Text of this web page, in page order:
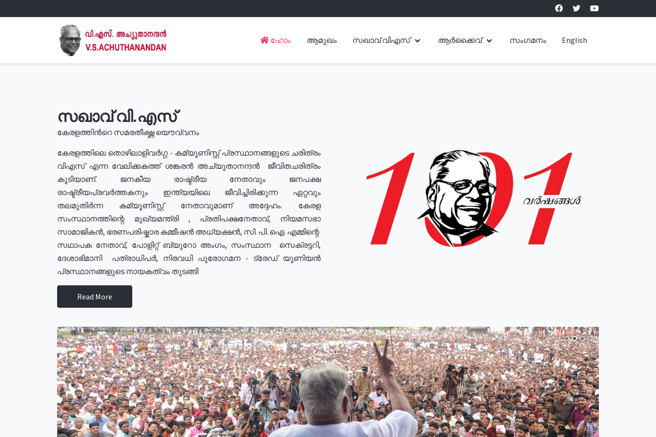
ഹോം ആമുഖം സഖാവ് വിഎസ് ആർക്കൈവ് സംഗമനം English
സഖാവ് വി.എസ്
കേരളത്തിൻറെ സമരതീക്ഷ്ണ യൌവ്വനം
കേരളത്തിലെ തൊഴിലാളിവർഗ്ഗ - കമ്യൂണിസ്റ്റ് പ്രസ്ഥാനങ്ങളുടെ ചരിത്രം
വിഎസ് എന്ന വേലിക്കകത്ത് ശങ്കരൻ അച്യുതാനന്ദൻ ജീവിതചരിത്രം
കൂടിയാണ്. ജനകീയ രാഷ്ട്രീയ നേതാവും ജനപക്ഷ
രാഷ്ട്രീയപ്രവർത്തകനും ഇന്ത്യയിലെ ജീവിച്ചിരിക്കുന്ന ഏറ്റവും
തലമുതിർന്ന കമ്യൂണിസ്റ്റ് നേതാവുമാണ് അദ്ദേഹം. കേരള
സംസ്ഥാനത്തിന്റെ മുഖ്യമന്ത്രി , പ്രതിപക്ഷനേതാവ്, നിയമസഭാ
സാമാജികൻ, ഭരണപരിഷ്കാര കമ്മീഷൻ അധ്യക്ഷൻ, സി. പി. ഐ. എമ്മിന്റെ
സഥാപക നേതാവ്, പോളിറ്റ് ബ്യുറോ അംഗം, സംസ്ഥാന സെക്രട്ടറി,
ദേശാഭിമാനി പത്രാധിപർ, നിരവധി പുരോഗമന - ട്രേഡ് യൂണിയൻ
പ്രസ്ഥാനങ്ങളുടെ നായകത്വം തുടങ്ങി
Read More